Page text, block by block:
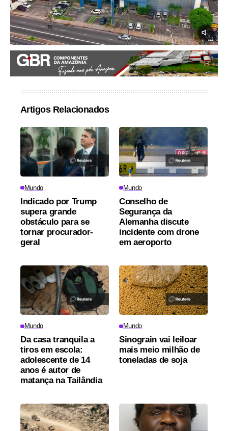
Artigos Relacionados
Mundo
Indicado por Trump
supera grande
obstáculo para se
tornar procurador-
geral
Mundo
Conselho de
Segurança da
Alemanha discute
incidente com drone
em aeroporto
Mundo
Da casa tranquila a
tiros em escola:
adolescente de 14
anos é autor de
matança na Tailândia
Mundo
Sinograin vai leiloar
mais meio milhão de
toneladas de soja